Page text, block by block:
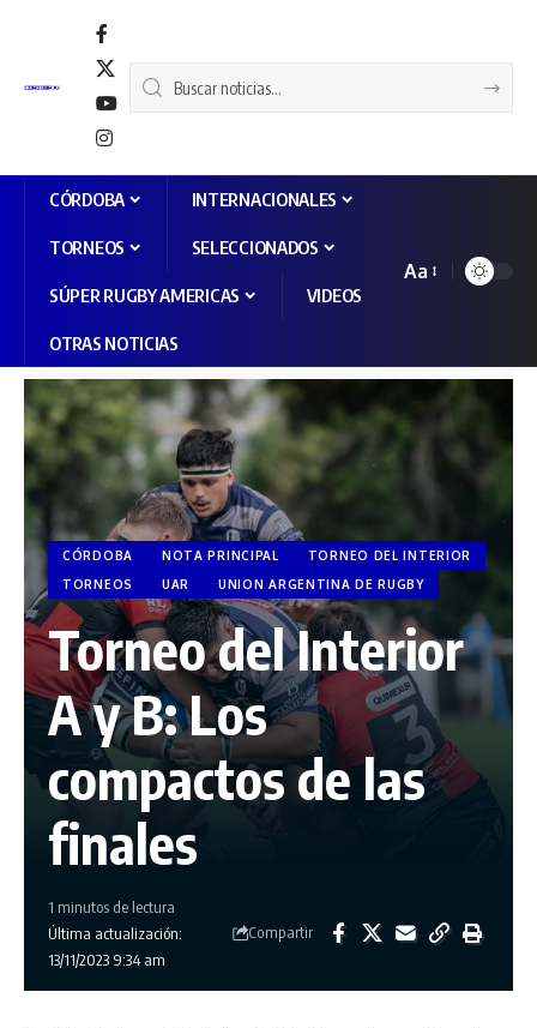
CÓRDOBA INTERNACIONALES
TORNEOS SELECCIONADOS
SÚPER RUGBY AMERICAS VIDEOS
OTRAS NOTICIAS
Aa
CÓRDOBA NOTA PRINCIPAL
TORNEO DEL INTERIOR
TORNEOS
UAR UNION ARGENTINA DE RUGBY
Torneo del Interior
A y B: Los
compactos de las
finales
Última actualización:
13/11/2023 9:34 am
1 minutos de lectura
Compartir